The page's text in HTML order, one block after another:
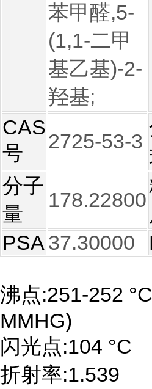
苯甲醛,5-
(1,1-二甲
基乙基)-2-
羟基;
CAS
号
2725-53-3
分子
量
178.22800
PSA 37.30000
沸点:251-252
MMHG)
闪光点:104 °C
折射率:1.539